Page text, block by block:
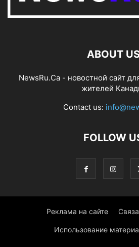
ABOUT
NewsRu.Ca - новостной сайт
жителей
Contact us:
FOLLOW
Реклама на сайте
Использование